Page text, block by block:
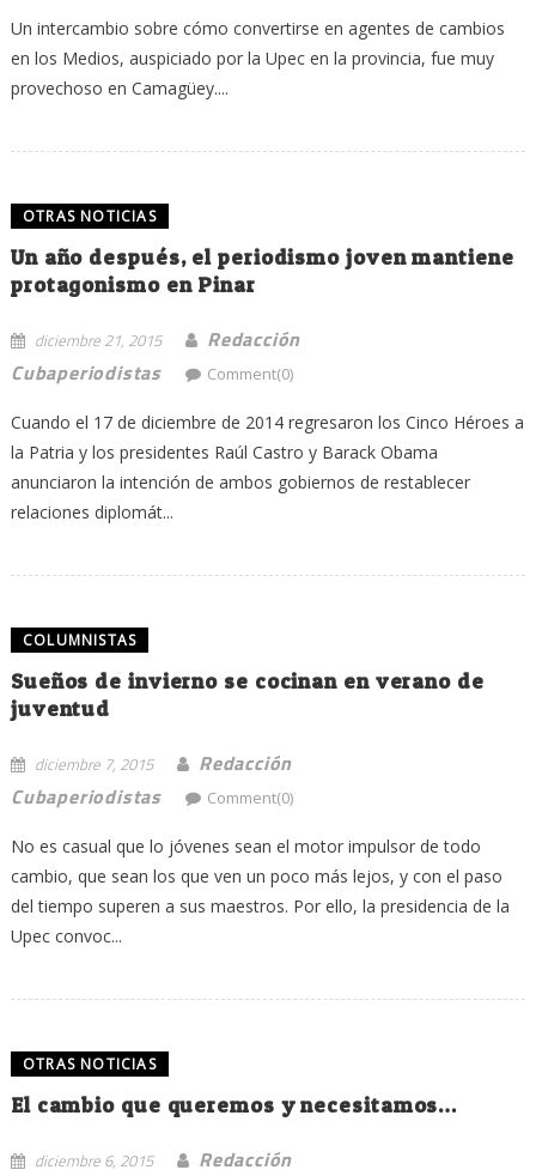
Un intercambio sobre cómo convertirse en agentes de cambios
en los Medios, auspiciado por la Upec en la provincia, fue muy
provechoso en Camagüey....
OTRAS NOTICIAS
Un año después, el periodismo joven mantiene
protagonismo en Pinar
diciembre 21, 2015
Redacción
Cubaperiodistas
Comment(0)
Cuando el 17 de diciembre de 2014 regresaron los Cinco Héroes a
la Patria y los presidentes Raúl Castro y Barack Obama
anunciaron la intención de ambos gobiernos de restablecer
relaciones diplomát...
COLUMNISTAS
Sueños de invierno se cocinan en verano de
juventud
diciembre 7, 2015
Redacción
Cubaperiodistas
Comment(0)
No es casual que lo jóvenes sean el motor impulsor de todo
cambio, que sean los que ven un poco más lejos, y con el paso
del tiempo superen a sus maestros. Por ello, la presidencia de la
Upec convoc...
OTRAS NOTICIAS
El cambio que queremos y necesitamos…
diciembre 6, 2015
Redacción